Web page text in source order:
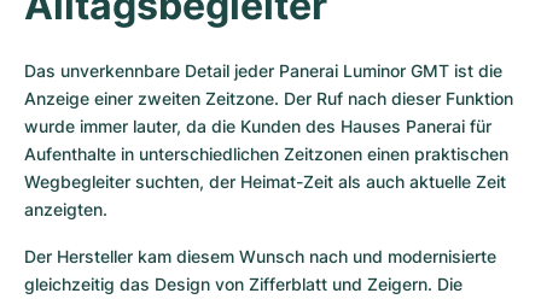
Das unverkennbare Detail jeder Panerai Luminor GMT ist die
Anzeige einer zweiten Zeitzone. Der Ruf nach dieser Funktion
wurde immer lauter, da die Kunden des Hauses Panerai für
Aufenthalte in unterschiedlichen Zeitzonen einen praktischen
Wegbegleiter suchten, der Heimat-Zeit als auch aktuelle Zeit
anzeigten.
Der Hersteller kam diesem Wunsch nach und modernisierte
gleichzeitig das Design von Zifferblatt und Zeigern. Die